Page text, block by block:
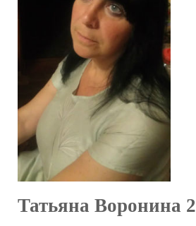
Татьяна Воронина 2